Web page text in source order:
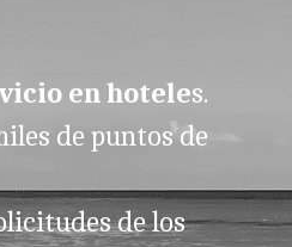
en hoteles.
de puntos de
de los